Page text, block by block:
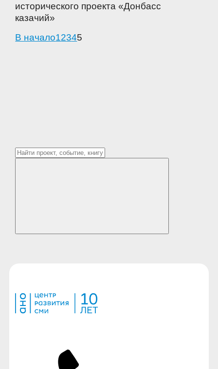
исторического проекта «Донбасс
казачий»
В начало12345